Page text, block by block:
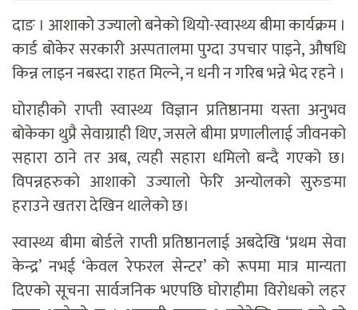
दाङ । आशाको उज्यालो बनेको थियो-स्वास्थ्य बीमा कार्यक्रम ।
कार्ड बोकेर सरकारी अस्पतालमा पुग्दा उपचार पाइने, औषधि
किन्न लाइन नबस्दा राहत मिल्ने, न धनी न गरिब भन्ने भेद रहने ।
घोराहीको राप्ती स्वास्थ्य विज्ञान प्रतिष्ठानमा यस्ता अनुभव
बोकेका थुप्रै सेवाग्राही थिए, जसले बीमा प्रणालीलाई जीवनको
सहारा ठाने तर अब, त्यही सहारा धमिलो बन्दै गएको छ।
विपन्नहरुकाे आशाको उज्यालो फेरि अन्योलको सुरुङमा
हराउने खतरा देखिन थालेको छ।
स्वास्थ्य बीमा बोर्डले राप्ती प्रतिष्ठानलाई अबदेखि ‘प्रथम सेवा
केन्द्र’ नभई ‘केवल रेफरल सेन्टर’ को रूपमा मात्र मान्यता
दिएको सूचना सार्वजनिक भएपछि घोराहीमा विरोधको लहर